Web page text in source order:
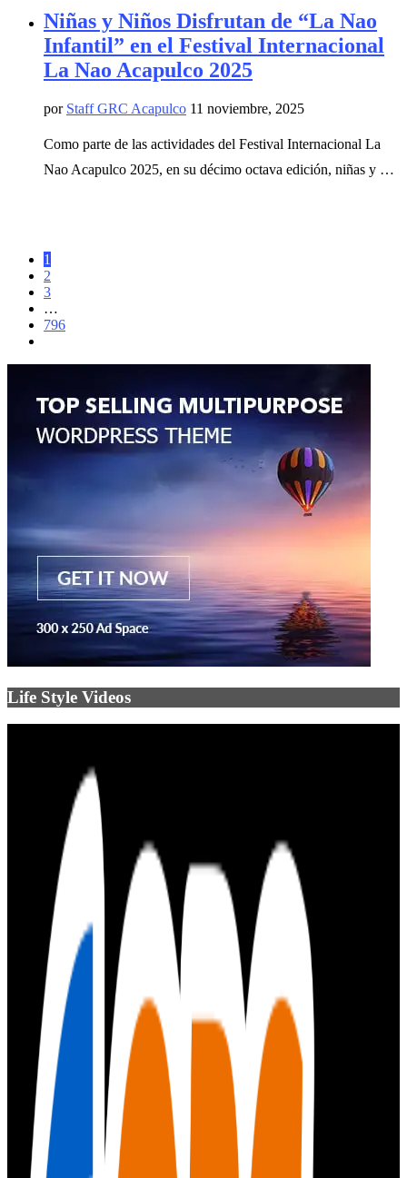
Niñas y Niños Disfrutan de “La Nao
Infantil” en el Festival Internacional
La Nao Acapulco 2025
por Staff GRC Acapulco 11 noviembre, 2025
Como parte de las actividades del Festival Internacional La
Nao Acapulco 2025, en su décimo octava edición, niñas y …
1
2
3
…
796
Life Style Videos